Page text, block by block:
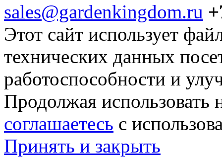
sales@gardenkingdom.ru
Этот сайт использует
технических данных
работоспособности и
Продолжая использовать
соглашаетесь с
Принять и закрыть